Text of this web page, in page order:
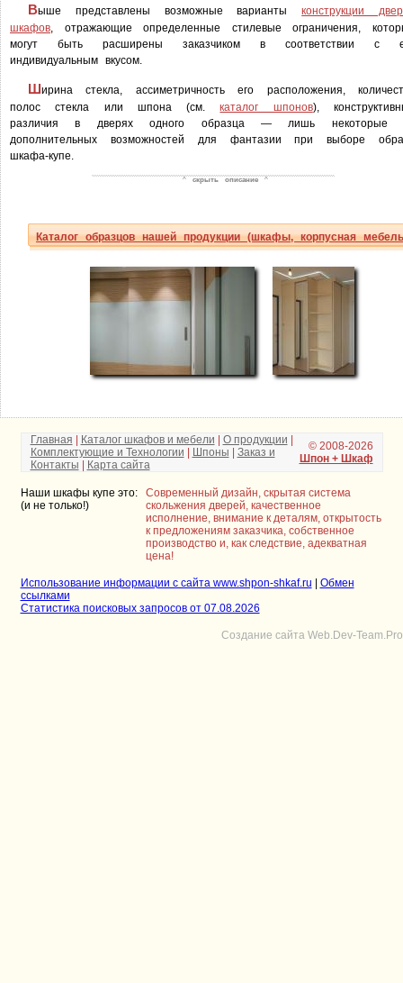
Выше представлены возможные вариантыконструкции
шкафов , отражающие определенные стилевые ограничения,
могут быть расширены заказчиком в соответствии с
индивидуальным вкусом.
Ширина стекла, ассиметричность его расположения,
полос стекла или шпона (см.каталог шпонов),
различия в дверях одного образца — лишь некоторые
дополнительных возможностей для фантазии при выборе
шкафа-купе.
^скрыть описание^
Каталог образцов нашей продукции (шкафы, корпусная
Главная | Каталог шкафов и мебели | О продукции |
Комплектующие и Технологии | Шпоны | Заказ и
Контакты | Карта сайта
© 2008-2026
Шпон + Шкаф
Наши шкафы купе это:
(и не только!)
Современный дизайн, скрытая система
скольжения дверей, качественное
исполнение, внимание к деталям, открытость
к предложениям заказчика, собственное
производство и, как следствие, адекватная
цена!
Использование информации с сайта www.shpon-shkaf.ru | Обмен
ссылками
Статистика поисковых запросов от 07.08.2026
Создание сайта Web.Dev-Team.Pro